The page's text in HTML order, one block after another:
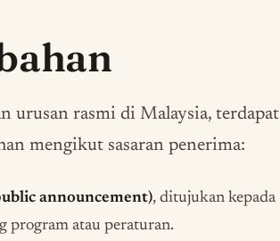
urusan rasmi di Malaysia, terdapat
mengikut sasaran penerima:
announcement), ditujukan kepada
program atau peraturan.